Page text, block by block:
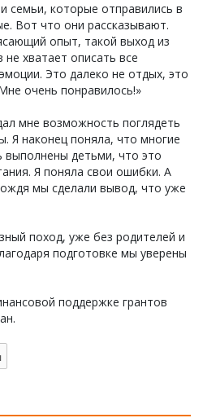
семьи, которые отправились в
Вот что они рассказывают.
опыт, такой выход из
хватает описать все
Это далеко не отдых, это
очень понравилось!»
мне возможность поглядеть
Я наконец поняла, что многие
детьми, что это
Я поняла свои ошибки. А
мы сделали вывод, что уже
поход, уже без родителей и
подготовке мы уверены
поддержке грантов